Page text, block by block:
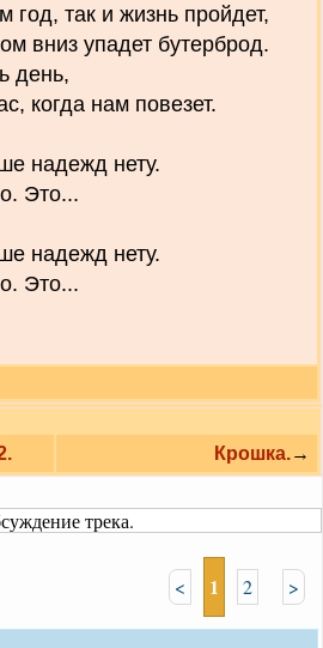
год, так и жизнь пройдет,
вниз упадет бутерброд.
день,
когда нам повезет.
надежд нету.
Это...
надежд нету.
Это...
Крошка.→
трека.
< 1 2 >